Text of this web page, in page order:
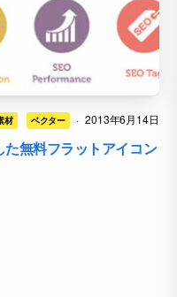
材 ベクター · 2013年6月14日
無料フラットアイコン